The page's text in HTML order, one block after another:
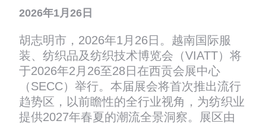
2026年1月26日
胡志明市，2026年1月26日。越南国际服
装、纺织品及纺织技术博览会（VIATT）将
于2026年2月26至28日在西贡会展中心
（SECC）举行。本届展会将首次推出流行
趋势区，以前瞻性的全行业视角，为纺织业
提供2027年春夏的潮流全景洞察。展区由